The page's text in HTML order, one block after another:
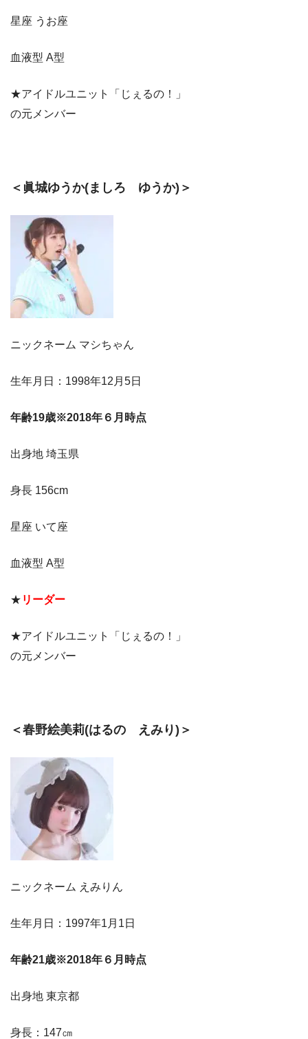
星座 うお座
血液型 A型
★アイドルユニット「じぇるの！」
の元メンバー
＜眞城ゆうか(ましろ ゆうか)＞
ニックネーム マシちゃん
生年月日：1998年12月5日
年齢19歳※2018年６月時点
出身地 埼玉県
身長 156cm
星座 いて座
血液型 A型
★ リーダー
★アイドルユニット「じぇるの！」
の元メンバー
＜春野絵美莉(はるの えみり)＞
ニックネーム えみりん
生年月日：1997年1月1日
年齢21歳※2018年６月時点
出身地 東京都
身長：147㎝